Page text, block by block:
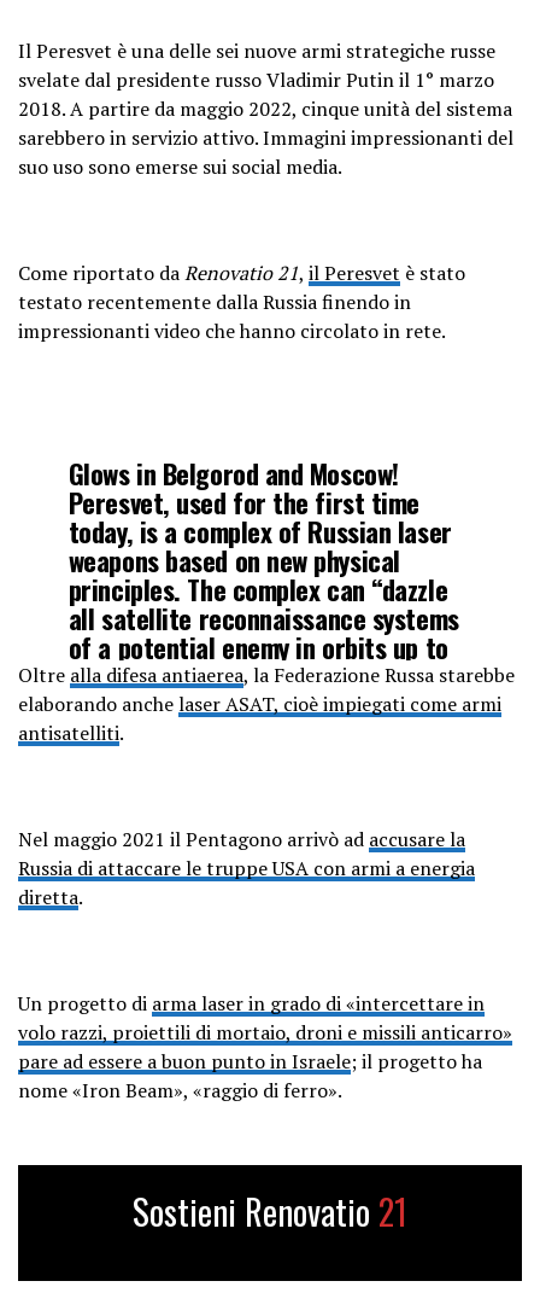
Il Peresvet è una delle sei nuove armi strategiche russe
svelate dal presidente russo Vladimir Putin il 1° marzo
2018. A partire da maggio 2022, cinque unità del sistema
sarebbero in servizio attivo. Immagini impressionanti del
suo uso sono emerse sui social media.
Come riportato daRenovatio 21, il Peresvet è stato
testato recentemente dalla Russia finendo in
impressionanti video che hanno circolato in rete.
Glows in Belgorod and Moscow!
Peresvet, used for the first time
today, is a complex of Russian laser
weapons based on new physical
principles. The complex can “dazzle
all satellite reconnaissance systems
of a potential enemy in orbits up to
1.5 thousand kilometers.”
pic.twitter.com/VZuOUDNxq4
(@apocalypse0s)October 4, 2022
Oltre alla difesa antiaerea, la Federazione Russa starebbe
elaborando anchelaser ASAT, cioè impiegati come armi
antisatelliti.
Nel maggio 2021 il Pentagono arrivò ad accusare la
Russia di attaccare le truppe USA con armi a energia
diretta.
Un progetto di arma laser in grado di «intercettare in
volo razzi, proiettili di mortaio, droni e missili anticarro»
pare ad essere a buon punto in Israele; il progetto ha
nome «Iron Beam», «raggio di ferro».
Sostieni Renovatio 21